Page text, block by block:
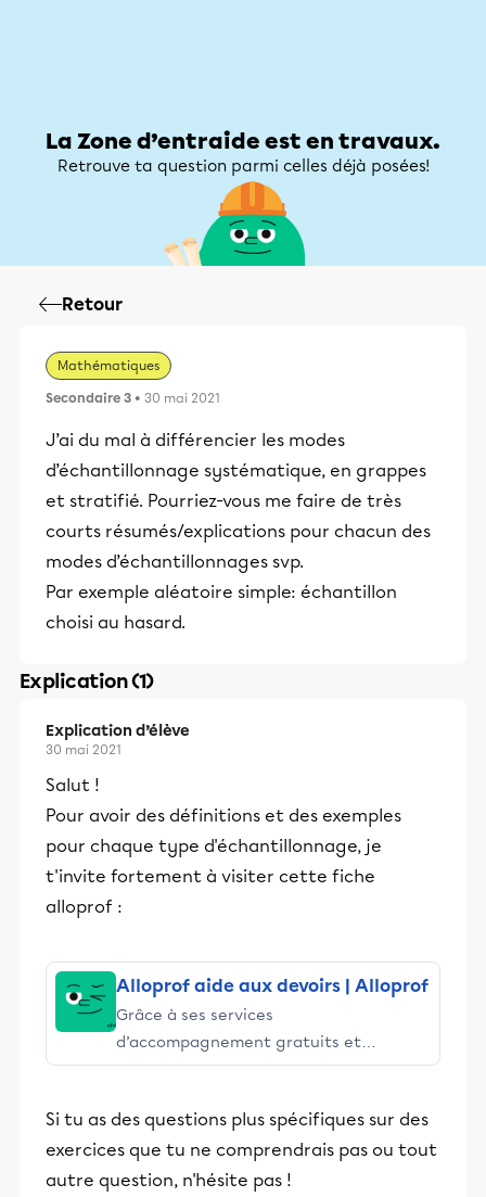
La Zone d’entraide est en travaux.
Retrouve ta question parmi celles déjà posées!
Retour
Mathématiques
Secondaire 3 • 30 mai 2021
J’ai du mal à différencier les modes
d’échantillonnage systématique, en grappes
et stratifié. Pourriez-vous me faire de très
courts résumés/explications pour chacun des
modes d’échantillonnages svp.
Par exemple aléatoire simple: échantillon
choisi au hasard.
Explication (1)
Explication d’élève
30 mai 2021
Salut !
Pour avoir des définitions et des exemples
pour chaque type d'échantillonnage, je
t'invite fortement à visiter cette fiche
alloprof :
Alloprof aide aux devoirs | Alloprof
Grâce à ses services
d’accompagnement gratuits et
stimulants, Alloprof engage les élèves
éducative.
Si tu as des questions plus spécifiques sur des
exercices que tu ne comprendrais pas ou tout
autre question, n'hésite pas !